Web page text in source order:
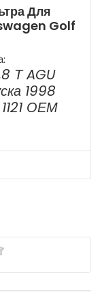
Для
Golf
Т AGU
1998
ОЕМ